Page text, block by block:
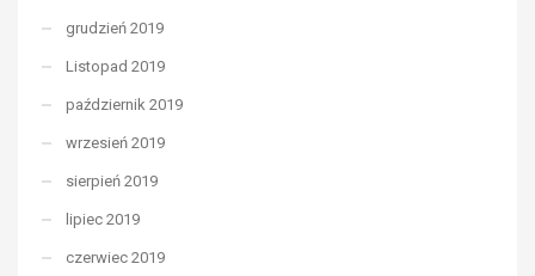
grudzień 2019
Listopad 2019
październik 2019
wrzesień 2019
sierpień 2019
lipiec 2019
czerwiec 2019